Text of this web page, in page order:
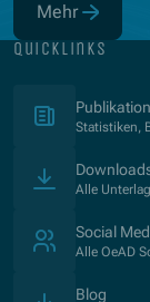
Mehr
(Öffnet in
quicklinks
Statistiken,
Alle
Social
Alle OeAD
Blog